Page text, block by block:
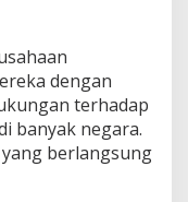
dengan
terhadap
banyak negara.
berlangsung